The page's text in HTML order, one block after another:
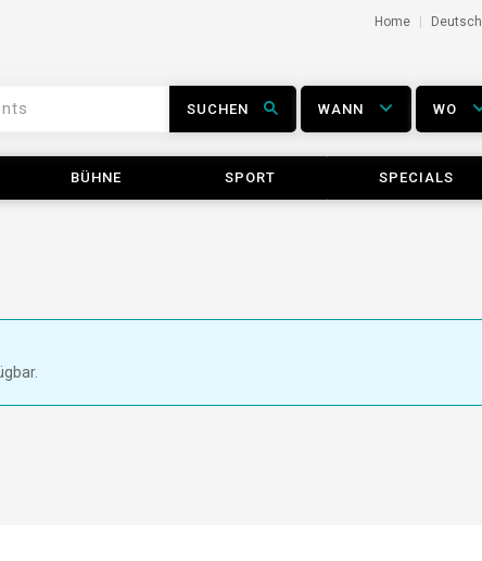
Home Deutsch
SUCHEN WANN WO
BÜHNE SPORT SPECIALS